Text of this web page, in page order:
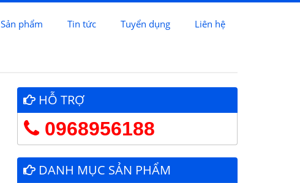
Sản phẩm Tin tức Tuyển dụng Liên hệ
HỖ TRỢ
0968956188
DANH MỤC SẢN PHẨM